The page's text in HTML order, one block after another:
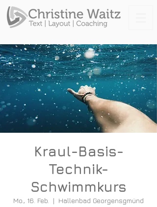
Kraul-Basis-
Technik-
Schwimmkurs
Mo., 16. Feb.
  |
Hallenbad Georgensgmünd